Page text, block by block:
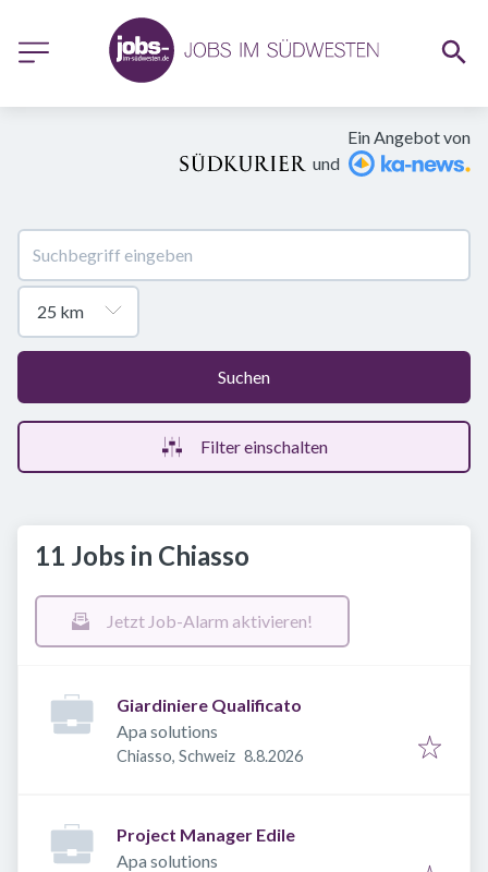
Ein Angebot von
und
Suchen
Filter einschalten
11 Jobs in Chiasso
Jetzt Job-Alarm aktivieren!
Giardiniere Qualificato
Apa solutions
Chiasso, Schweiz Veröffentlicht
8.8.2026
Project Manager Edile
Apa solutions